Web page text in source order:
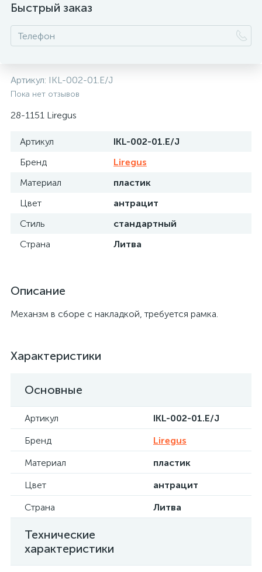
Быстрый заказ
Артикул: IKL-002-01.E/J
Пока нет отзывов
28-1151 Liregus
Артикул
IKL-002-01.E/J
Бренд
Liregus
Материал
пластик
Цвет
антрацит
Стиль
стандартный
Страна
Литва
Описание
Механзм в сборе с накладкой, требуется рамка.
Характеристики
Основные
Артикул
IKL-002-01.E/J
Бренд
Liregus
Материал
пластик
Цвет
антрацит
Страна
Литва
Технические
характеристики